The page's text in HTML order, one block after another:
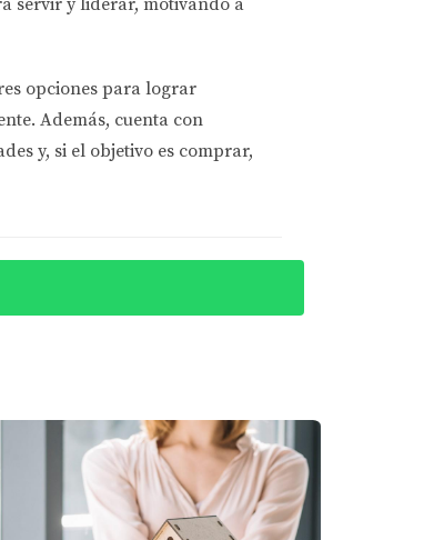
su hogar
no contar con la experiencia de un
opciones para lograr
Además, cuenta con
y, si el objetivo es comprar,